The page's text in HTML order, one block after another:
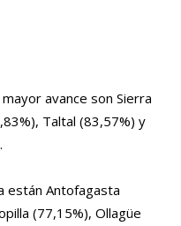
avance son Sierra
Taltal (83,57%) y
están Antofagasta
(77,15%), Ollagüe